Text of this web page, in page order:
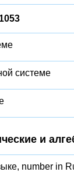
системе
и
number in